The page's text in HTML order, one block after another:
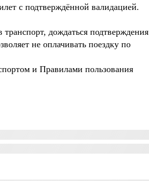
с подтверждённой валидацией.
дождаться подтверждения
не оплачивать поездку по
и Правилами пользования